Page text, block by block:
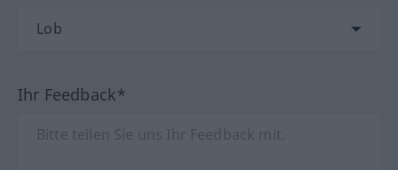
Ihr Feedback*